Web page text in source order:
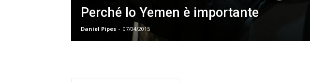
Perché lo Yemen è importante
Daniel Pipes - 07/04/2015